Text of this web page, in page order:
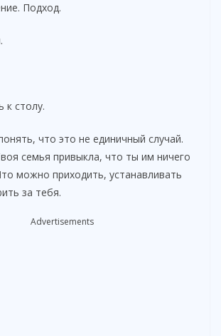
Подход.
к столу.
что это не единичный случай.
семья привыкла, что ты им ничего
можно приходить, устанавливать
за тебя.
Advertisements